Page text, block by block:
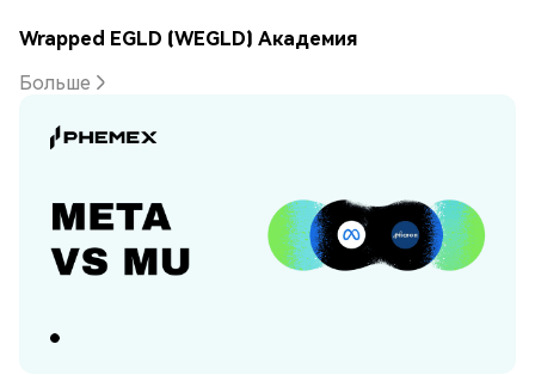
Wrapped EGLD (WEGLD) Академия
Больше